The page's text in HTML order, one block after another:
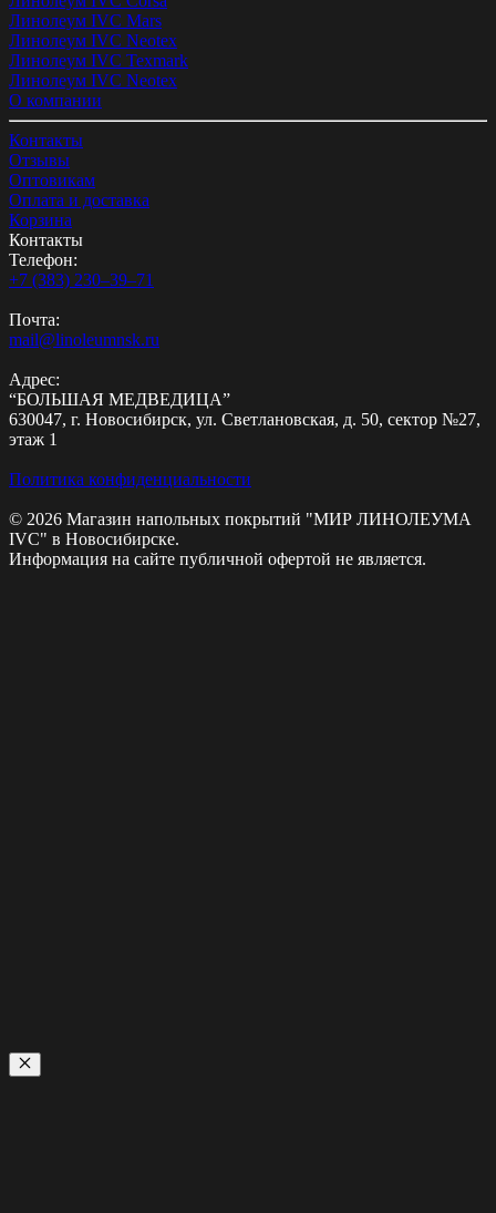
Линолеум IVC Mars
Линолеум IVC Neotex
Линолеум IVC Texmark
Линолеум IVC Neotex
О компании
Контакты
Отзывы
Оптовикам
Оплата и доставка
Корзина
Контакты
Телефон:
+7 (383) 230‒39‒71
Почта:
mail@linoleumnsk.ru
Адрес:
“БОЛЬШАЯ МЕДВЕДИЦА”
630047, г. Новосибирск, ул. Светлановская, д. 50, сектор №27,
этаж 1
Политика конфиденциальности
© 2026 Магазин напольных покрытий "МИР ЛИНОЛЕУМА
IVC" в Новосибирске.
Информация на сайте публичной офертой не является.